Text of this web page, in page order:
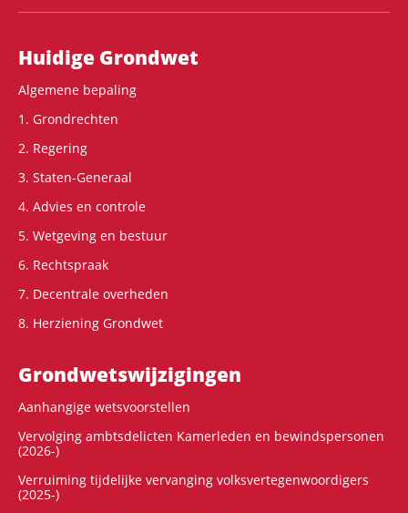
Hoofdnavigatie
Huidige Grondwet
Algemene bepaling
1. Grondrechten
2. Regering
3. Staten-Generaal
4. Advies en controle
5. Wetgeving en bestuur
6. Rechtspraak
7. Decentrale overheden
8. Herziening Grondwet
Grondwets­wijzigingen
Aanhangige wetsvoorstellen
Vervolging ambtsdelicten Kamerleden en bewindspersonen
(2026-)
Verruiming tijdelijke vervanging volksvertegenwoordigers
(2025-)